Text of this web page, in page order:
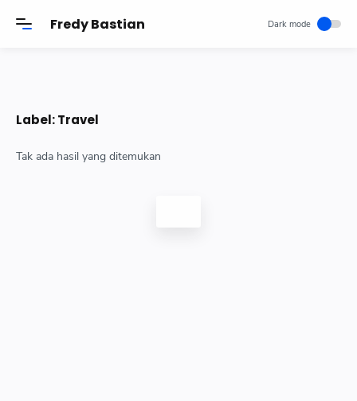
Fredy Bastian
Label:Travel
Tak ada hasil yang ditemukan